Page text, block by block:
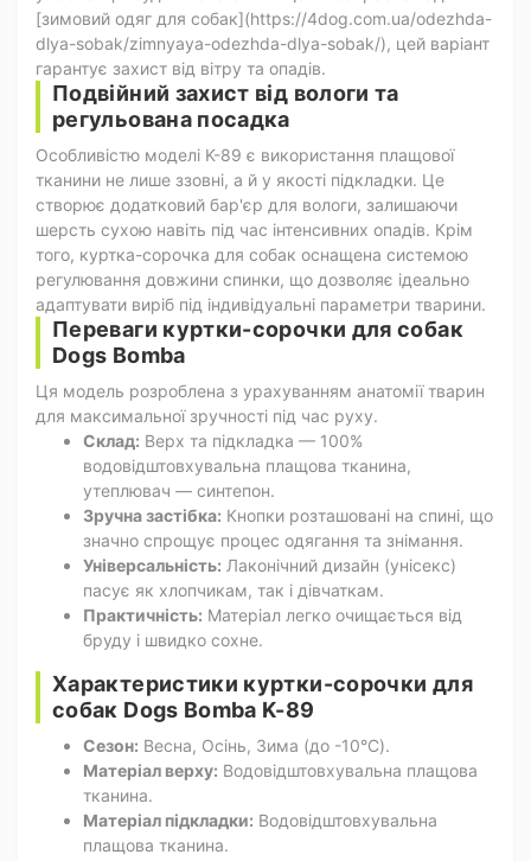
[зимовий одяг для собак](https://4dog.com.ua/odezhda-
dlya-sobak/zimnyaya-odezhda-dlya-sobak/), цей варіант
гарантує захист від вітру та опадів.
Подвійний захист від вологи та
регульована посадка
Особливістю моделі K-89 є використання плащової
тканини не лише ззовні, а й у якості підкладки. Це
створює додатковий бар'єр для вологи, залишаючи
шерсть сухою навіть під час інтенсивних опадів. Крім
того, куртка-сорочка для собак оснащена системою
регулювання довжини спинки, що дозволяє ідеально
адаптувати виріб під індивідуальні параметри тварини.
Переваги куртки-сорочки для собак
Dogs Bomba
Ця модель розроблена з урахуванням анатомії тварин
для максимальної зручності під час руху.
Склад: Верх та підкладка — 100%
водовідштовхувальна плащова тканина,
утеплювач — синтепон.
Зручна застібка: Кнопки розташовані на спині, що
значно спрощує процес одягання та знімання.
Універсальність: Лаконічний дизайн (унісекс)
пасує як хлопчикам, так і дівчаткам.
Практичність: Матеріал легко очищається від
бруду і швидко сохне.
Характеристики куртки-сорочки для
собак Dogs Bomba K-89
Сезон: Весна, Осінь, Зима (до -10°C).
Матеріал верху: Водовідштовхувальна плащова
тканина.
Матеріал підкладки: Водовідштовхувальна
плащова тканина.